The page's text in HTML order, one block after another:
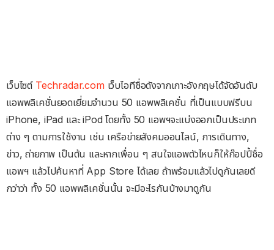
เว็บไซต์ Techradar.comเว็บไอทีชื่อดังจากเกาะอังกฤษได้จัดอันดับ
แอพพลิเคชั่นยอดเยี่ยมจำนวน 50 แอพพลิเคชั่น ที่เป็นแบบฟรีบน
iPhone, iPad และ iPod โดยทั้ง 50 แอพฯจะแบ่งออกเป็นประเภท
ต่าง ๆ ตามการใช้งาน เช่น เครือข่ายสังคมออนไลน์, การเดินทาง,
ข่าว, ถ่ายภาพ เป็นต้น และหากเพื่อน ๆ สนใจแอพตัวไหนก็ให้ก๊อปปี้ชื่อ
แอพฯ แล้วไปค้นหาที่ App Store ได้เลย ถ้าพร้อมแล้วไปดูกันเลยดี
กว่าว่า ทั้ง 50 แอพพลิเคชั่นนั้น จะมีอะไรกันบ้างมาดูกัน